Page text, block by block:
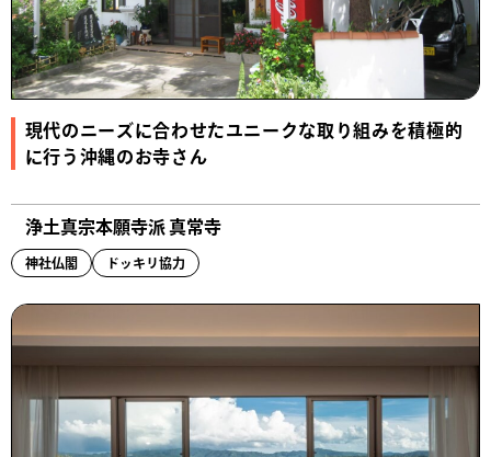
現代のニーズに合わせたユニークな取り組みを積極的
に行う沖縄のお寺さん
​浄土真宗本願寺派 真常寺
神社仏閣 ドッキリ協力